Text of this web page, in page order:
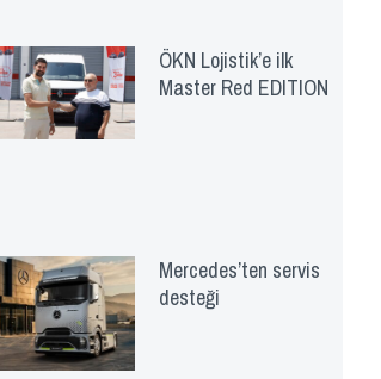
ÖKN Lojistik’e ilk
Master Red EDITION
Mercedes’ten servis
desteği